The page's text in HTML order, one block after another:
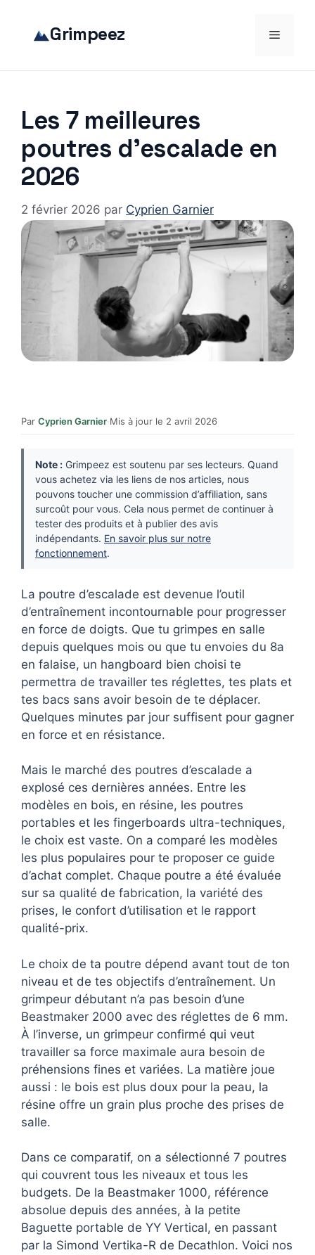
contenu Grimpeez Menu
Les 7 meilleures
poutres d’escalade en
2026
2 février 2026 par Cyprien Garnier
Par Cyprien Garnier·Mis à jour le 2 avril 2026
Note : Grimpeez est soutenu par ses lecteurs. Quand
vous achetez via les liens de nos articles, nous
pouvons toucher une commission d’affiliation, sans
surcoût pour vous. Cela nous permet de continuer à
tester des produits et à publier des avis
indépendants. En savoir plus sur notre
fonctionnement.
La poutre d’escalade est devenue l’outil
d’entraînement incontournable pour progresser
en force de doigts. Que tu grimpes en salle
depuis quelques mois ou que tu envoies du 8a
en falaise, un hangboard bien choisi te
permettra de travailler tes réglettes, tes plats et
tes bacs sans avoir besoin de te déplacer.
Quelques minutes par jour suffisent pour gagner
en force et en résistance.
Mais le marché des poutres d’escalade a
explosé ces dernières années. Entre les
modèles en bois, en résine, les poutres
portables et les fingerboards ultra-techniques,
le choix est vaste. On a comparé les modèles
les plus populaires pour te proposer ce guide
d’achat complet. Chaque poutre a été évaluée
sur sa qualité de fabrication, la variété des
prises, le confort d’utilisation et le rapport
qualité-prix.
Le choix de ta poutre dépend avant tout de ton
niveau et de tes objectifs d’entraînement. Un
grimpeur débutant n’a pas besoin d’une
Beastmaker 2000 avec des réglettes de 6 mm.
À l’inverse, un grimpeur confirmé qui veut
travailler sa force maximale aura besoin de
préhensions fines et variées. La matière joue
aussi : le bois est plus doux pour la peau, la
résine offre un grain plus proche des prises de
salle.
Dans ce comparatif, on a sélectionné 7 poutres
qui couvrent tous les niveaux et tous les
budgets. De la Beastmaker 1000, référence
absolue depuis des années, à la petite
Baguette portable de YY Vertical, en passant
par la Simond Vertika-R de Decathlon. Voici nos